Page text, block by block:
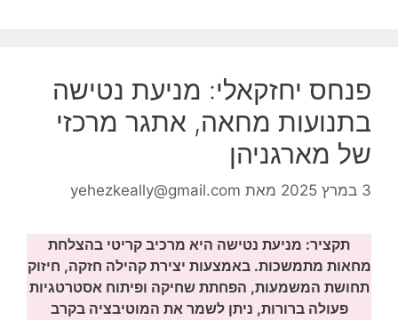
פנחס יחזקאלי: מניעת נטישה
בתנועות מחאה, אתגר מרכזי
של מארגניהן
3 במרץ 2025 מאת yehezkeally@gmail.com
תקציר: מניעת נטישה היא מרכיב קריטי בהצלחת
מחאות מתמשכות. באמצעות יצירת קהילה חזקה, חיזוק
תחושת המשמעות, הפחתת שחיקה ופיתוח אסטרטגיות
פעולה ברורות, ניתן לשמר את המוטיבציה בקרב